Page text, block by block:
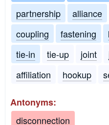
partnership
alliance
coupling
fastening
tie-in
tie-up joint
affiliation
hookup
Antonyms:
disconnection